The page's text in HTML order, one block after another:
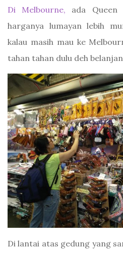
Di Melbourne, ada Queen
harganya lumayan lebih
kalau masih mau ke
tahan tahan dulu deh
Di lantai atas gedung yang